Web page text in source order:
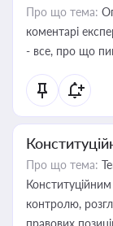
Про що тема:
коментарі
- все, про що
Про що тема:
контролю,
правових